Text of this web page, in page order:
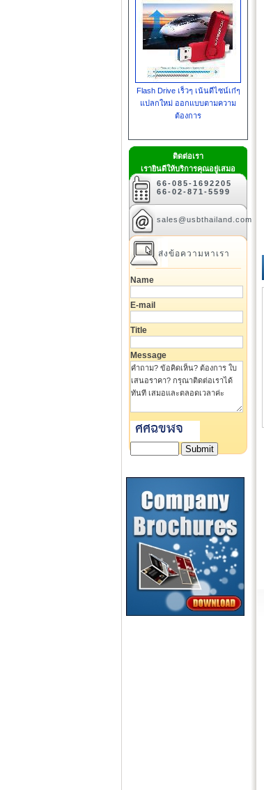
Flash Drive เร็วๆ เน้นดีไซน์เก๋ๆ
แปลกใหม่ ออกแบบตามความ
ต้องการ
ติดต่อเรา
เรายินดีให้บริการคุณอยู่เสมอ
66-085-1692205
66-02-871-5599
sales@usbthailand.com
ส่งข้อความหาเรา
Name
E-mail
Title
Message